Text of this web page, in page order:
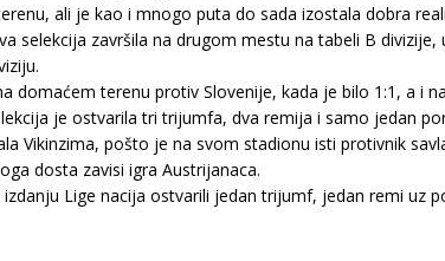
ali je kao i mnogo puta do sada izostala dobra
selekcija završila na drugom mestu na tabeli B
domaćem terenu protiv Slovenije, kada je bilo 1:1, a i
je ostvarila tri trijumfa, dva remija i samo jedan
Vikinzima, pošto je na svom stadionu isti protivnik
dosta zavisi igra Austrijanaca.
Lige nacija ostvarili jedan trijumf, jedan remi uz